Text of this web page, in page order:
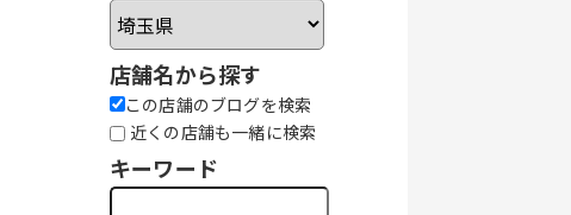
店舗名から探す
この店舗のブログを検索
近くの店舗も一緒に検索
キーワード